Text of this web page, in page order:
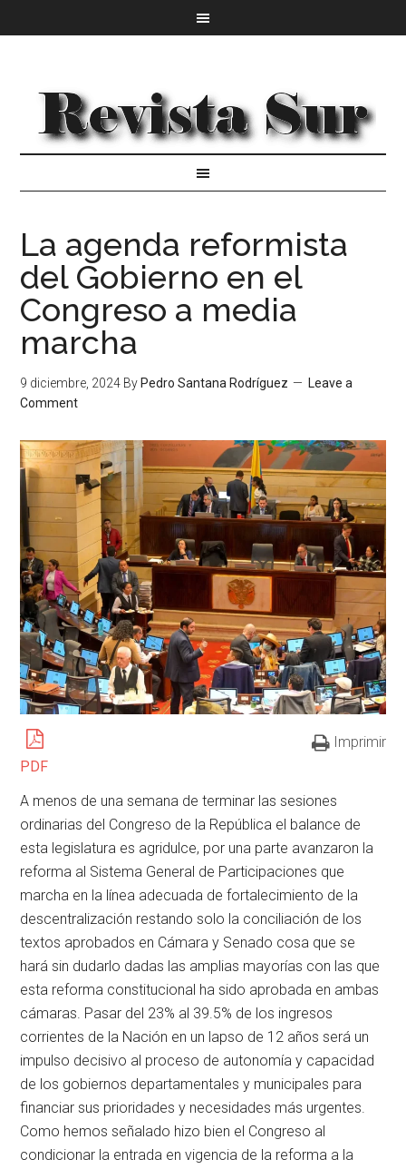
La agenda reformista
del Gobierno en el
Congreso a media
marcha
9 diciembre, 2024 By Pedro Santana Rodríguez
Leave a
Comment
PDF
Imprimir
A menos de una semana de terminar las sesiones
ordinarias del Congreso de la República el balance de
esta legislatura es agridulce, por una parte avanzaron la
reforma al Sistema General de Participaciones que
marcha en la línea adecuada de fortalecimiento de la
descentralización restando solo la conciliación de los
textos aprobados en Cámara y Senado cosa que se
hará sin dudarlo dadas las amplias mayorías con las que
esta reforma constitucional ha sido aprobada en ambas
cámaras. Pasar del 23% al 39.5% de los ingresos
corrientes de la Nación en un lapso de 12 años será un
impulso decisivo al proceso de autonomía y capacidad
de los gobiernos departamentales y municipales para
financiar sus prioridades y necesidades más urgentes.
Como hemos señalado hizo bien el Congreso al
condicionar la entrada en vigencia de la reforma a la